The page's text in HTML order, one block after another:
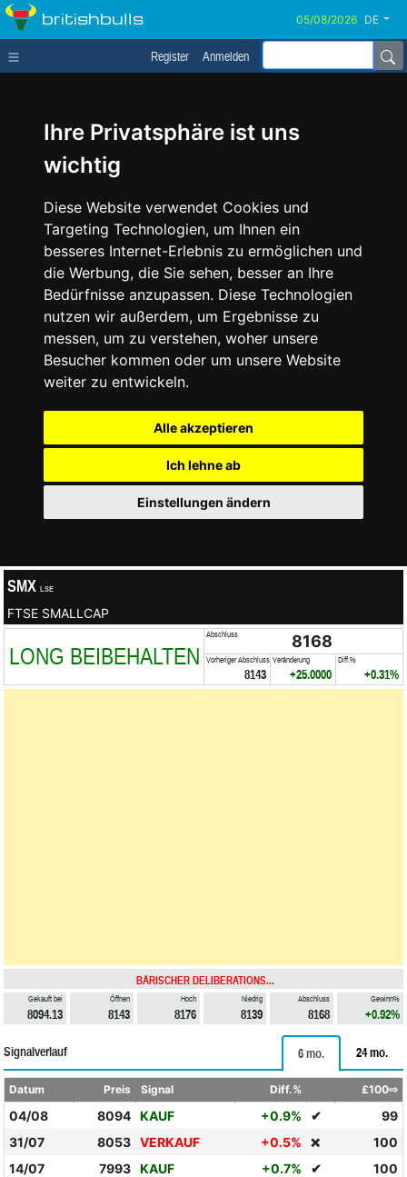
Ihre Privatsphäre ist uns
wichtig
Diese Website verwendet Cookies und
Targeting Technologien, um Ihnen ein
besseres Internet-Erlebnis zu ermöglichen und
die Werbung, die Sie sehen, besser an Ihre
Bedürfnisse anzupassen. Diese Technologien
nutzen wir außerdem, um Ergebnisse zu
messen, um zu verstehen, woher unsere
Besucher kommen oder um unsere Website
weiter zu entwickeln.
Alle akzeptieren
Ich lehne ab
Einstellungen ändern
britishbulls DE
Register Anmelden
SMX LSE
FTSE SMALLCAP
LONG BEIBEHALTEN
Abschluss 8168
Vorheriger Abschluss
8143
Veränderung
+25.0000
Diff.%
+0.31%
BÄRISCHER DELIBERATIONS...
Gekauft bei
8094.13
Öffnen
8143
Hoch
8176
Niedrig
8139
Abschluss
8168
Gewinn%
+0.92%
Signalverlauf 6 mo. 24 mo.
Datum Preis Signal Diff.% £100⇨
04/08 8094 KAUF +0.9% ✔
99
31/07
8053 VERKAUF +0.5% ❌
100
14/07
7993 KAUF +0.7% ✔
100